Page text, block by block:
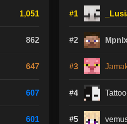
1,051
862
647
607
601
#1
#2
#3
#4
#5